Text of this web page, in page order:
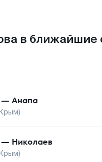
в
— Анапа
— Николаев